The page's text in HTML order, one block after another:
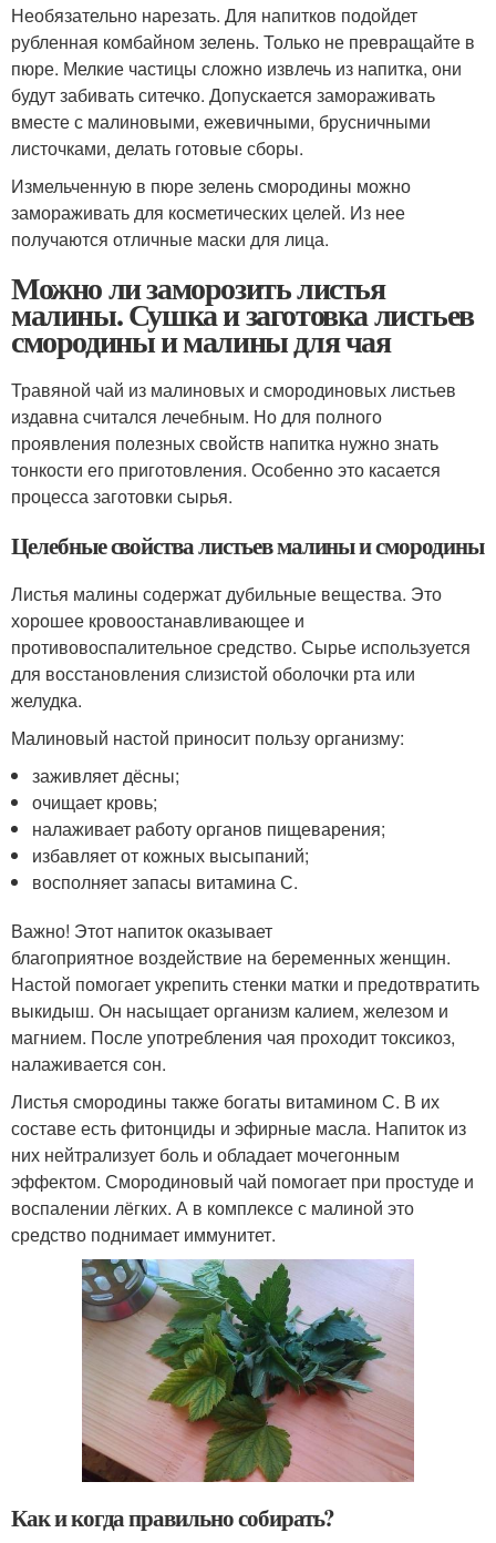
Необязательно нарезать. Для напитков подойдет
рубленная комбайном зелень. Только не превращайте в
пюре. Мелкие частицы сложно извлечь из напитка, они
будут забивать ситечко. Допускается замораживать
вместе с малиновыми, ежевичными, брусничными
листочками, делать готовые сборы.
Измельченную в пюре зелень смородины можно
замораживать для косметических целей. Из нее
получаются отличные маски для лица.
Можно ли заморозить листья
малины. Сушка и заготовка листьев
смородины и малины для чая
Травяной чай из малиновых и смородиновых листьев
издавна считался лечебным. Но для полного
проявления полезных свойств напитка нужно знать
тонкости его приготовления. Особенно это касается
процесса заготовки сырья.
Целебные свойства листьев малины и смородины
Листья малины содержат дубильные вещества. Это
хорошее кровоостанавливающее и
противовоспалительное средство. Сырье используется
для восстановления слизистой оболочки рта или
желудка.
Малиновый настой приносит пользу организму:
заживляет дёсны;
очищает кровь;
налаживает работу органов пищеварения;
избавляет от кожных высыпаний;
восполняет запасы витамина С.
Важно! Этот напиток оказывает
благоприятное воздействие на беременных женщин.
Настой помогает укрепить стенки матки и предотвратить
выкидыш. Он насыщает организм калием, железом и
магнием. После употребления чая проходит токсикоз,
налаживается сон.
Листья смородины также богаты витамином С. В их
составе есть фитонциды и эфирные масла. Напиток из
них нейтрализует боль и обладает мочегонным
эффектом. Смородиновый чай помогает при простуде и
воспалении лёгких. А в комплексе с малиной это
средство поднимает иммунитет.
Как и когда правильно собирать?